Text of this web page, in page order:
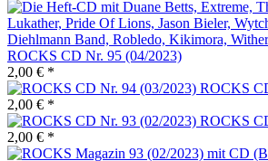
ROCKS CD Nr. 95 (04/2023)
2,00 € *
ROCKS
2,00 € *
ROCKS
2,00 € *